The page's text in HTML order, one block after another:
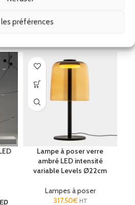
les préférences
Lampe à poser verre
ambré LED intensité
variable Levels Ø22cm
Lampes à poser
317.50€ HT